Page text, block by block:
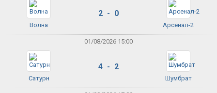
Волна
2 - 0
Арсенал-2
01/08/2026 15:00
Сатурн
4 - 2
Шумбрат